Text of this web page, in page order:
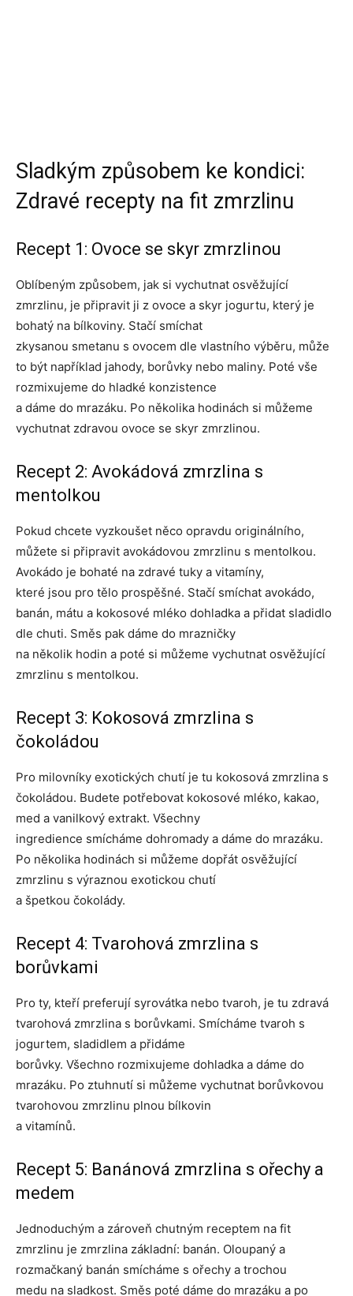
Sladkým způsobem ke kondici:
Zdravé recepty na fit zmrzlinu
Recept 1: Ovoce se skyr zmrzlinou
Oblíbeným způsobem, jak si vychutnat osvěžující
zmrzlinu, je připravit ji z ovoce a skyr jogurtu, který je
bohatý na bílkoviny. Stačí smíchat
zkysanou smetanu s ovocem dle vlastního výběru, může
to být například jahody, borůvky nebo maliny. Poté vše
rozmixujeme do hladké konzistence
a dáme do mrazáku. Po několika hodinách si můžeme
vychutnat zdravou ovoce se skyr zmrzlinou.
Recept 2: Avokádová zmrzlina s
mentolkou
Pokud chcete vyzkoušet něco opravdu originálního,
můžete si připravit avokádovou zmrzlinu s mentolkou.
Avokádo je bohaté na zdravé tuky a vitamíny,
které jsou pro tělo prospěšné. Stačí smíchat avokádo,
banán, mátu a kokosové mléko dohladka a přidat sladidlo
dle chuti. Směs pak dáme do mrazničky
na několik hodin a poté si můžeme vychutnat osvěžující
zmrzlinu s mentolkou.
Recept 3: Kokosová zmrzlina s
čokoládou
Pro milovníky exotických chutí je tu kokosová zmrzlina s
čokoládou. Budete potřebovat kokosové mléko, kakao,
med a vanilkový extrakt. Všechny
ingredience smícháme dohromady a dáme do mrazáku.
Po několika hodinách si můžeme dopřát osvěžující
zmrzlinu s výraznou exotickou chutí
a špetkou čokolády.
Recept 4: Tvarohová zmrzlina s
borůvkami
Pro ty, kteří preferují syrovátka nebo tvaroh, je tu zdravá
tvarohová zmrzlina s borůvkami. Smícháme tvaroh s
jogurtem, sladidlem a přidáme
borůvky. Všechno rozmixujeme dohladka a dáme do
mrazáku. Po ztuhnutí si můžeme vychutnat borůvkovou
tvarohovou zmrzlinu plnou bílkovin
a vitamínů.
Recept 5: Banánová zmrzlina s ořechy a
medem
Jednoduchým a zároveň chutným receptem na fit
zmrzlinu je zmrzlina základní: banán. Oloupaný a
rozmačkaný banán smícháme s ořechy a trochou
medu na sladkost. Směs poté dáme do mrazáku a po